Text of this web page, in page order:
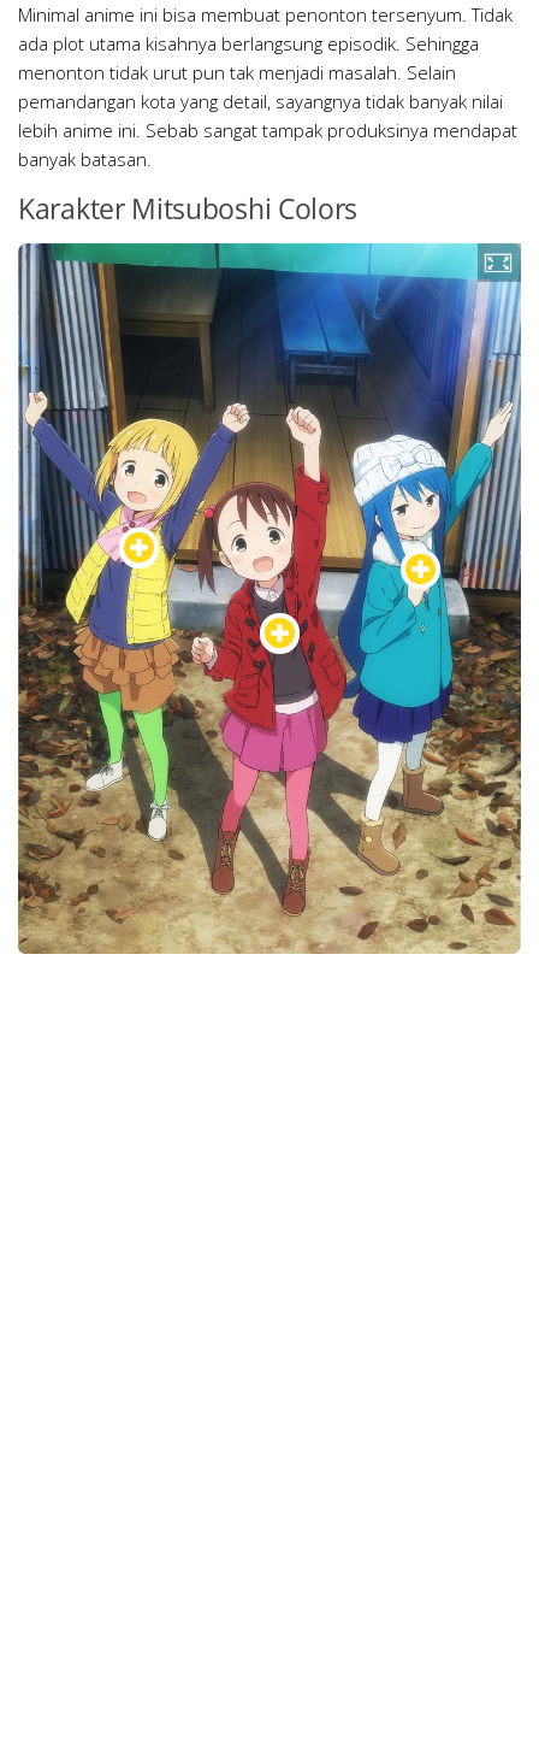
Minimal anime ini bisa membuat penonton tersenyum. Tidak
ada plot utama kisahnya berlangsung episodik. Sehingga
menonton tidak urut pun tak menjadi masalah. Selain
pemandangan kota yang detail, sayangnya tidak banyak nilai
lebih anime ini. Sebab sangat tampak produksinya mendapat
banyak batasan.
Karakter Mitsuboshi Colors